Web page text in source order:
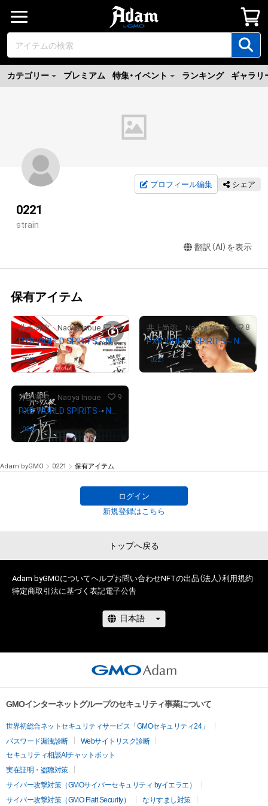
カテゴリー プレミアム 特集・イベント ランキング ギャラリ
プロフィール編集 シェア
0221
strain
翻訳（AI）を表示
保有アイテム
井上尚弥 Naoya Inoue 19
PXB WORLD SPIRITS～Naoya Inoue 2021.12.14. RYOGOKU KOKUGIKAN～
0221さんが保有中
井上尚弥 Naoya Inoue 8
PXB WORLD SPIRITS～Naoya Inoue 2021.12.14. RYOGOKU KOKUGIKAN～SPECIAL PHOTO#20
0221 さんが保有中
井上尚弥 Naoya Inoue 9
PXB WORLD SPIRITS～Naoya Inoue 2021.12.14. RYOGOKU KOKUGIKAN～SPECIAL PHOTO#21
0221さんが保有中
Adam byGMO 0221 保有アイテム
ログイン
新規登録はこちら
トップへ戻る
Adam byGMOについてヘルプお問い合わせNFTの出品（法人）利用規約
特定商取引法に基づく表記電子公告
GMOインターネットグループのセキュリティ事業について
世界初総合ネットセキュリティサービス「GMOセキュリティ24」
パスワード漏洩診断
Webサイトリスク診断
セキュリティ相談AIチャットボット
実在証明・盗聴対策
サイバー攻撃対策（GMOサイバーセキュリティ byイエラエ）
サイバー攻撃対策（GMO Flatt Security）
なりすまし対策